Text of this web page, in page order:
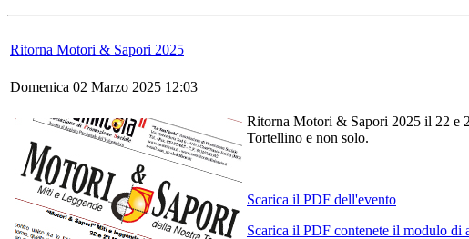
Ritorna Motori & Sapori 2025
Domenica 02 Marzo 2025 12:03
Ritorna Motori & Sapori 2025 il 22 e
Tortellino e non solo.
Scarica il PDF dell'evento
Scarica il PDF contenete il modulo di